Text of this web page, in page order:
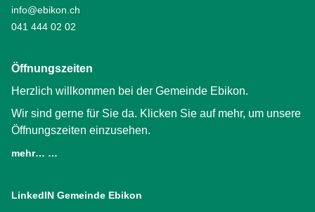
info@ebikon.ch
041 444 02 02
Öffnungszeiten
Herzlich willkommen bei der Gemeinde Ebikon.
Wir sind gerne für Sie da. Klicken Sie auf mehr, um unsere
Öffnungszeiten einzusehen.
mehr… …
LinkedIN Gemeinde Ebikon